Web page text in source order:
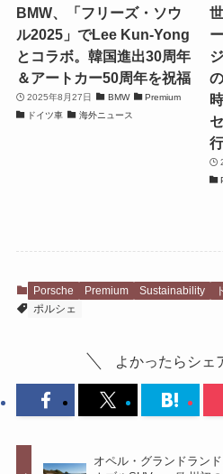
BMW、「フリーズ・ソウ
ル2025」でLee Kun-Yong
とコラボ。韓国進出30周年
＆アートカー50周年を祝福
2025年8月27日 BMW
Premium
ドイツ車
海外ニュース
Porsche Premium Sustainability
ポルシェ
よかったらシェ
オペル・グランドラン